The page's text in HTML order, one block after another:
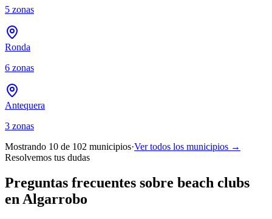
5 zonas
Ronda
6 zonas
Antequera
3 zonas
Mostrando 10 de 102 municipios·Ver todos los municipios →
Resolvemos tus dudas
Preguntas frecuentes sobre beach clubs
en Algarrobo